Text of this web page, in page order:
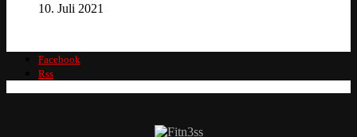
10. Juli 2021
Facebook
Rss